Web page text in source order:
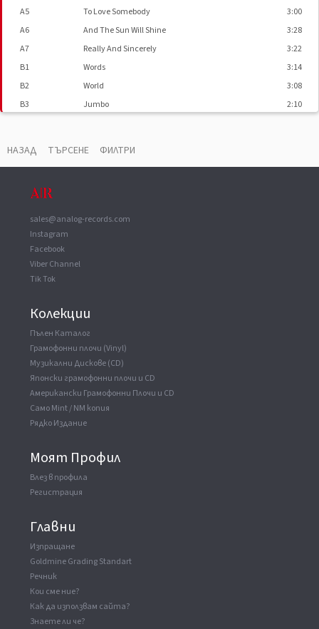
A5
To Love Somebody
3:00
A6
And The Sun Will Shine
3:28
A7
Really And Sincerely
3:22
B1
Words
3:14
B2
World
3:08
B3
Jumbo
2:10
ВАУЧЕР
Manufactured By
НАЗАД ТЪРСЕНЕ ФИЛТРИ
sales@analog-records.com
Instagram
Facebook
Viber Channel
Tik Tok
Колекции
Пълен Каталог
Грамофонни плочи (Vinyl)
Музикални Дискове (CD)
Японски грамофонни плочи и CD
Американски Грамофонни Плочи и CD
Само Mint / NM копия
Рядко Издание
Моят Профил
Влез в профила
Регистрация
Главни
Изпращане
Goldmine Grading Standart
Речник
Кои сме ние?
Как да използвам сайта?
Знаете ли че?